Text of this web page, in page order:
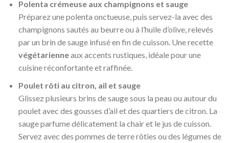
Polenta crémeuse aux champignons et sauge
Préparez une polenta onctueuse, puis servez-la avec des
champignons sautés au beurre ou à l’huile d’olive, relevés
par un brin de sauge infusé en fin de cuisson. Une recette
végétarienneaux accents rustiques, idéale pour une
cuisine réconfortante et raffinée.
Poulet rôti au citron, ail et sauge
Glissez plusieurs brins de sauge sous la peau ou autour du
poulet avec des gousses d’ail et des quartiers de citron. La
sauge parfume délicatement la chair et le jus de cuisson.
Servez avec des pommes de terre rôties ou des légumes de